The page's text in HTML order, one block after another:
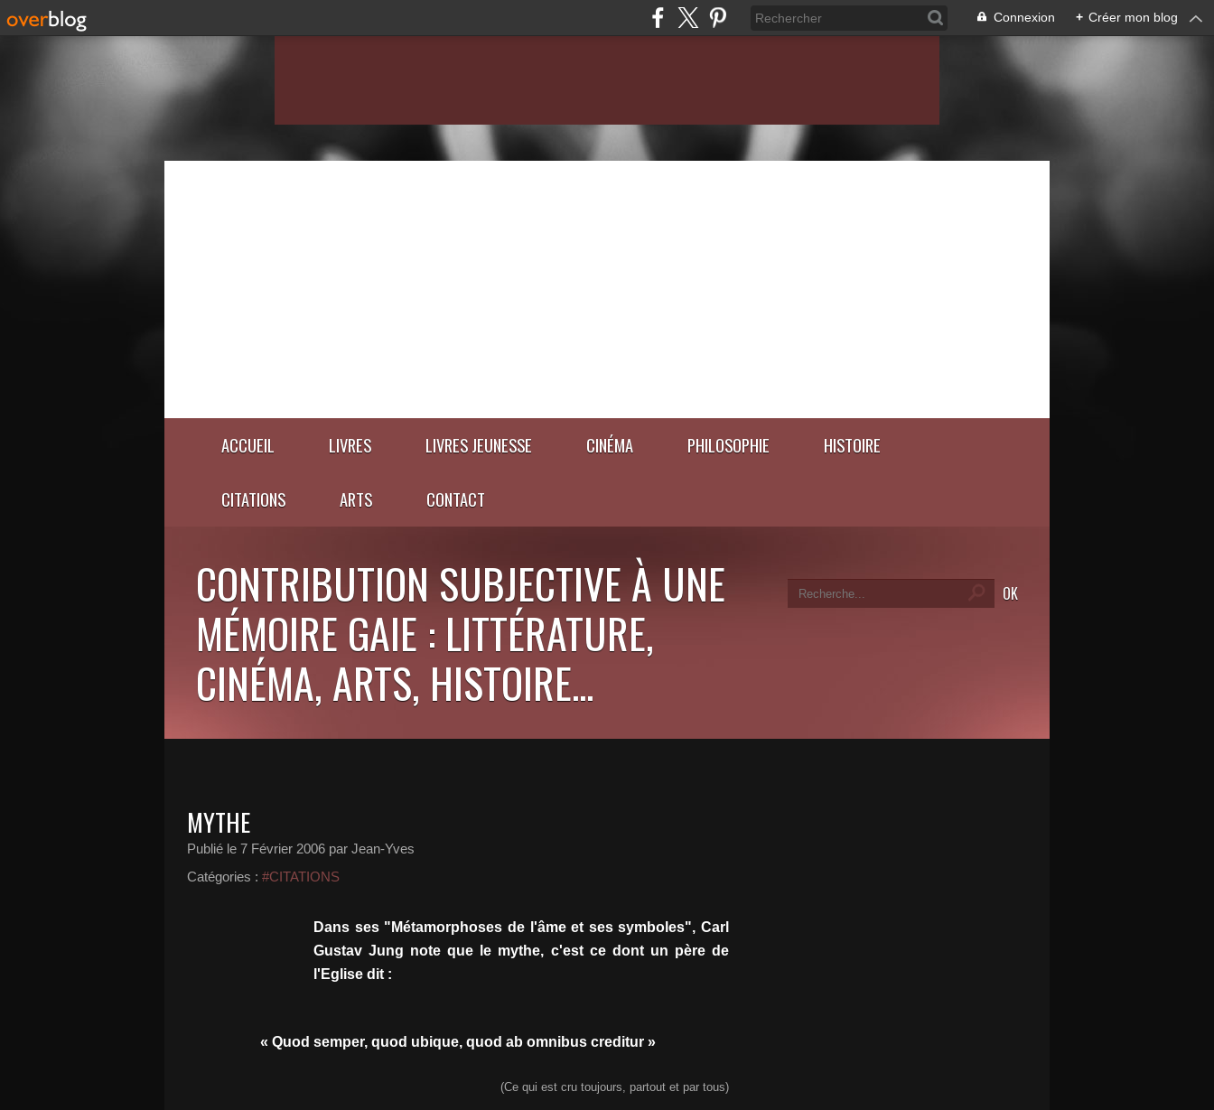
Connexion + Créer mon blog
ACCUEIL LIVRES LIVRES JEUNESSE CINÉMA PHILOSOPHIE HISTOIRE
CITATIONS ARTS CONTACT
CONTRIBUTION SUBJECTIVE À UNE
MÉMOIRE GAIE : LITTÉRATURE,
CINÉMA, ARTS, HISTOIRE...
MYTHE
Publié le 7 Février 2006 par Jean-Yves
Catégories : #CITATIONS
Dans ses "Métamorphoses de l'âme et ses symboles", Carl
Gustav Jung note que le mythe, c'est ce dont un père de
l'Eglise dit :
« Quod semper, quod ubique, quod ab omnibus creditur »
(Ce qui est cru toujours, partout et par tous)